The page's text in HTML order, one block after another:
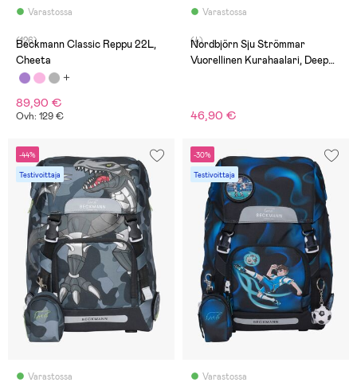
Varastossa
(126)
Beckmann Classic Reppu 22L,
Cheeta
89,90 €
Ovh: 129 €
Varastossa
(4)
Nordbjörn Sju Strömmar
Vuorellinen Kurahaalari, Deep
46,90 €
-44%
Testivoittaja
Varastossa
-30%
Testivoittaja
Varastossa